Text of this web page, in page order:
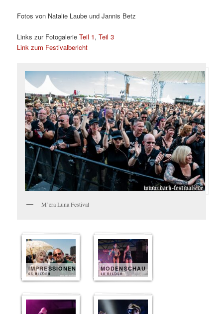
Fotos von Natalie Laube und Jannis Betz
Links zur FotogalerieTeil 1,Teil 3
Link zum Festivalbericht
M’era Luna Festival
IMPRESSIONEN
65 BILDER
MODENSCHAU
40 BILDER